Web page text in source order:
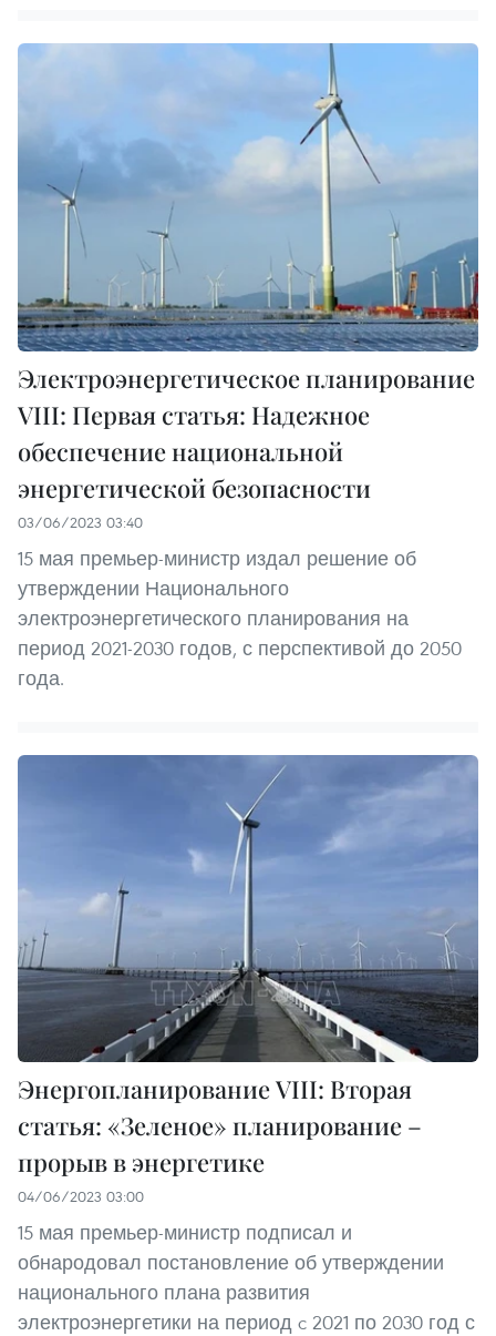
Электроэнергетическое планирование
VIII: Первая статья: Надежное
обеспечение национальной
энергетической безопасности
03/06/2023 03:40
15 мая премьер-министр издал решение об
утверждении Национального
электроэнергетического планирования на
период 2021-2030 годов, с перспективой до 2050
года.
Энергопланирование VIII: Вторая
статья: «Зеленое» планирование –
прорыв в энергетике
04/06/2023 03:00
15 мая премьер-министр подписал и
обнародовал постановление об утверждении
национального плана развития
электроэнергетики на период c 2021 по 2030 год с